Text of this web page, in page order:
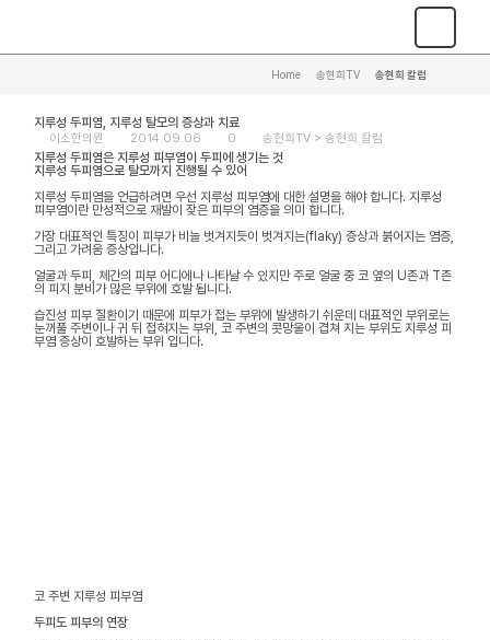
Home 송현희TV 송현희 칼럼
지루성 두피염, 지루성 탈모의 증상과 치료
이소한의원 2014.09.06 0 송현희TV >송현희 칼럼
지루성 두피염은 지루성 피부염이 두피에 생기는 것
지루성 두피염으로 탈모까지 진행될 수 있어
지루성 두피염을 언급하려면 우선 지루성 피부염에 대한 설명을 해야 합니다. 지루성
피부염이란 만성적으로 재발이 잦은 피부의 염증을 의미 합니다.
가장 대표적인 특징이 피부가 비늘 벗겨지듯이 벗겨지는(flaky) 증상과 붉어지는 염증,
그리고 가려움 증상입니다.
얼굴과 두피, 체간의 피부 어디에나 나타날 수 있지만 주로 얼굴 중 코 옆의 U존과 T존
의 피지 분비가 많은 부위에 호발 됩니다.
습진성 피부 질환이기 때문에 피부가 접는 부위에 발생하기 쉬운데 대표적인 부위로는
눈꺼풀 주변이나 귀 뒤 접혀지는 부위, 코 주변의 콧망울이 겹쳐 지는 부위도 지루성 피
부염 증상이 호발하는 부위 입니다.
코 주변 지루성 피부염
두피도 피부의 연장